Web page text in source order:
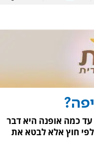
עד כמה אופנה היא דבר
חוץ אלא לבטא את